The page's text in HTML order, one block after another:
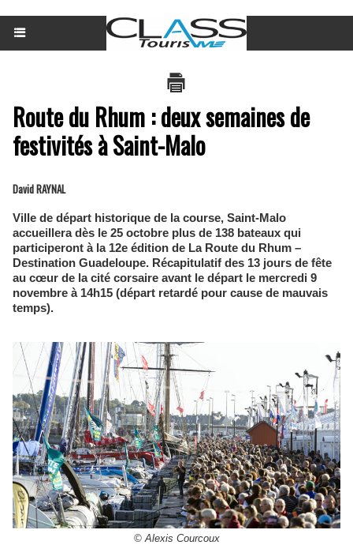
Route du Rhum : deux semaines de
festivités à Saint-Malo
David RAYNAL
Ville de départ historique de la course, Saint-Malo
accueillera dès le 25 octobre plus de 138 bateaux qui
participeront à la 12e édition de La Route du Rhum –
Destination Guadeloupe. Récapitulatif des 13 jours de fête
au cœur de la cité corsaire avant le départ le mercredi 9
novembre à 14h15 (départ retardé pour cause de mauvais
temps).
© Alexis Courcoux